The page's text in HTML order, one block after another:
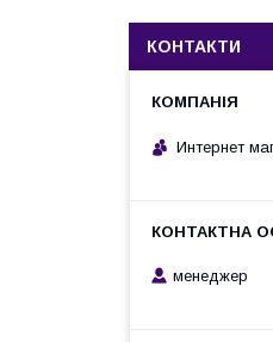
КОНТАКТИ
Интернет
менеджер